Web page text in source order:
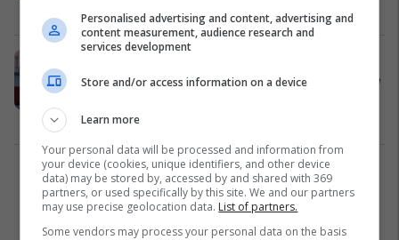
Evropa 02/02/2026
Evropë po bien pavarësisht dimrit të
Evropa
1
Personalised advertising and content, advertising and
content measurement, audience research and
services development
Store and/or access information on a device
Learn more
Your personal data will be processed and information from
your device (cookies, unique identifiers, and other device
data) may be stored by, accessed by and shared with 369
partners, or used specifically by this site. We and our partners
may use precise geolocation data. List of partners.
Some vendors may process your personal data on the basis